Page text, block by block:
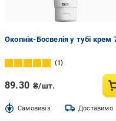
Окопнік-Босвелія у тубі крем
1
89.30 ₴/шт.
Cамовивіз Доставимо